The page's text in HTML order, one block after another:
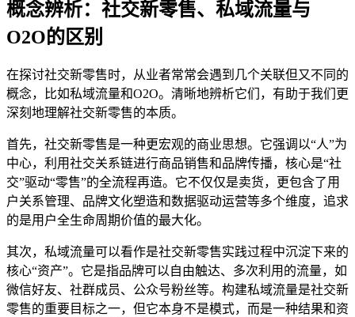
概念辨析：社交新零售、私域流量与
O2O的区别
在探讨社交新零售时，从业者常常会遇到几个关联但又不同的
概念，比如私域流量和O2O。清晰地辨析它们，有助于我们更
深刻地理解社交新零售的本质。
首先，社交新零售是一种更宏观的商业思想。它强调以“人”为
中心，利用社交关系链进行商品销售和品牌传播，核心是“社
交”驱动“零售”的全流程再造。它不仅仅是卖货，更包含了用
户关系管理、品牌文化塑造和数据驱动运营等多个维度，追求
的是用户全生命周期价值的最大化。
其次，私域流量可以看作是社交新零售实践过程中沉淀下来的
核心“资产”。它是指品牌可以自由触达、多次利用的流量，如
微信好友、社群成员、公众号粉丝等。构建私域流量是社交新
零售的重要目标之一，但它本身不是模式，而是一种结果和资